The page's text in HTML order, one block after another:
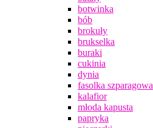
botwinka
bób
brokuły
brukselka
buraki
cukinia
dynia
fasolka szparagowa
kalafior
młoda kapusta
papryka